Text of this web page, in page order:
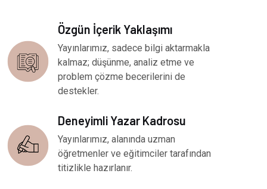
Özgün İçerik Yaklaşımı
Yayınlarımız, sadece bilgi aktarmakla
kalmaz; düşünme, analiz etme ve
problem çözme becerilerini de
destekler.
Deneyimli Yazar Kadrosu
Yayınlarımız, alanında uzman
öğretmenler ve eğitimciler tarafından
titizlikle hazırlanır.